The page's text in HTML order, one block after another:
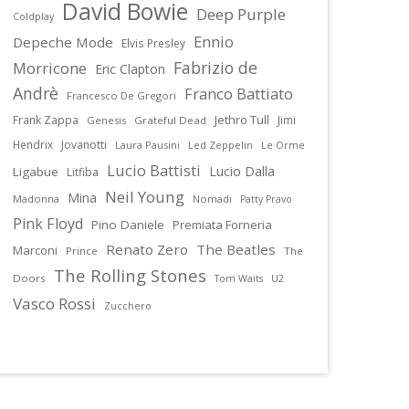
Coldplay David Bowie Deep Purple
Depeche Mode Elvis Presley
Ennio
Morricone Eric Clapton Fabrizio de
Andrè
Francesco De Gregori Franco Battiato
Frank Zappa Genesis Grateful Dead Jethro Tull
Jimi
Hendrix
Jovanotti Laura Pausini Led Zeppelin Le Orme
Ligabue Litfiba Lucio Battisti Lucio Dalla
Madonna Mina Neil Young Nomadi Patty Pravo
Pink Floyd Pino Daniele
Premiata Forneria
Marconi
Prince Renato Zero The Beatles
The
Doors
The Rolling Stones Tom Waits U2
Vasco Rossi Zucchero